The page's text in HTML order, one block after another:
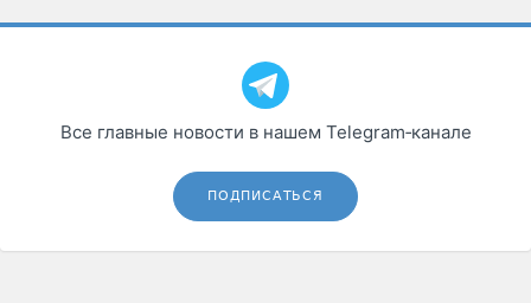
Все главные новости в нашем Telegram‑канале
ПОДПИСАТЬСЯ